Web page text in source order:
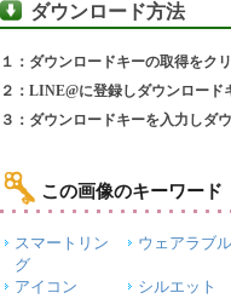
ダウンロード方法
１：ダウンロードキーの取得をク
２：LINE@に登録しダウンロード
３：ダウンロードキーを入力しダ
この画像のキーワード
スマートリン
グ
ウェアラブル
アイコン シルエット